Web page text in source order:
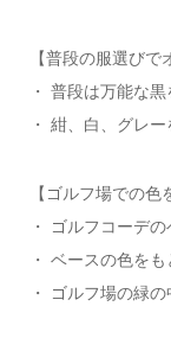
【普段の服選びで
・ 普段は万能な
・ 紺、白、グレ
【ゴルフ場での色
・ ゴルフコーデ
・ ベースの色を
・ ゴルフ場の緑